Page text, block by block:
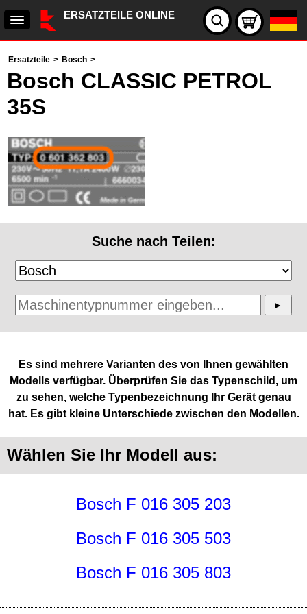
ERSATZTEILE ONLINE
Ersatzteile > Bosch >
Bosch CLASSIC PETROL
35S
Suche nach Teilen:
Es sind mehrere Varianten des von Ihnen gewählten
Modells verfügbar. Überprüfen Sie das Typenschild, um
zu sehen, welche Typenbezeichnung Ihr Gerät genau
hat. Es gibt kleine Unterschiede zwischen den Modellen.
Wählen Sie Ihr Modell aus:
Bosch F 016 305 203
Bosch F 016 305 503
Bosch F 016 305 803